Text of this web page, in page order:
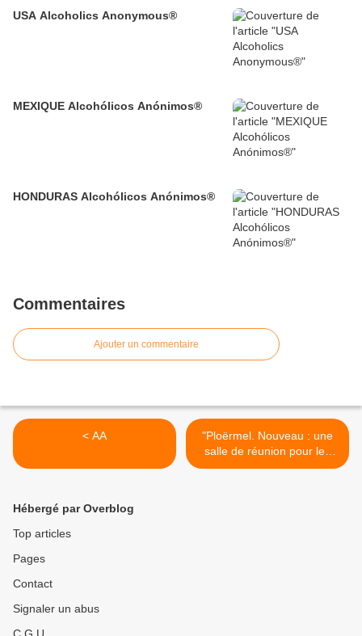
USA Alcoholics Anonymous®
MEXIQUE Alcohólicos Anónimos®
HONDURAS Alcohólicos Anónimos®
Commentaires
Ajouter un commentaire
< AA
"Ploërmel. Nouveau : une
salle de réunion pour les
Alcooliques Anonymes" >
Hébergé par Overblog
Top articles
Pages
Contact
Signaler un abus